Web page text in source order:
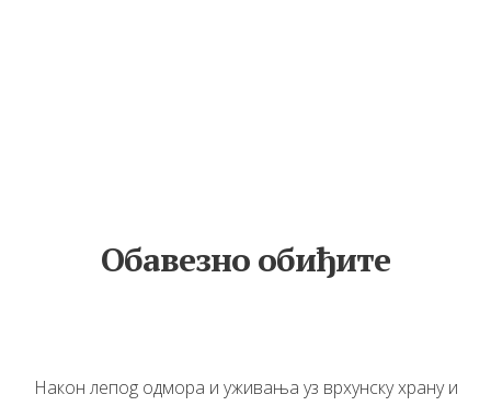
Обавезно обиђите
Након лепоg одмора и уживања уз врхунску храну и